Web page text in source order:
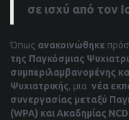
σε ισχύ από τον
Όπως ανακοινώθηκε
της Παγκόσμιας
συμπεριλαμβανομένης
Ψυχιατρικής, μια νέα
συνεργασίας μεταξύ
(WPA) και Ακαδημίας NCD